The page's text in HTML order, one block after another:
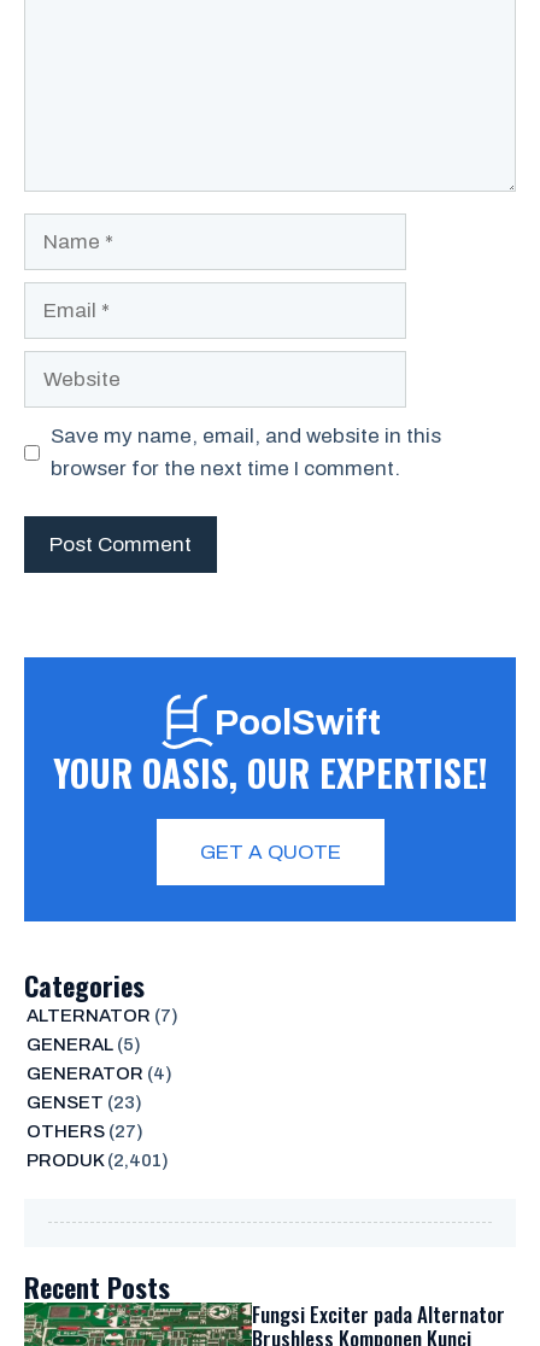
Website
Save my name, email, and website in this
browser for the next time I comment.
PoolSwift
YOUR OASIS, OUR EXPERTISE!
GET A QUOTE
Categories
ALTERNATOR (7)
GENERAL(5)
GENERATOR (4)
GENSET (23)
OTHERS(27)
PRODUK(2,401)
Recent Posts
Fungsi Exciter pada Alternator
Brushless Komponen Kunci